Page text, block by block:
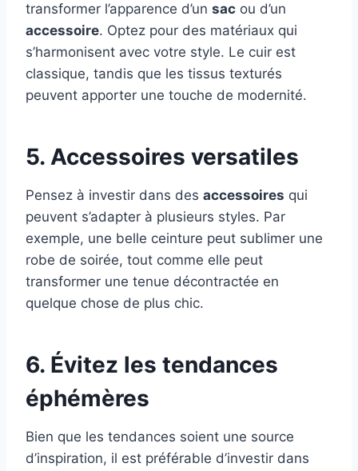
transformer l’apparence d’un sac ou d’un
accessoire. Optez pour des matériaux qui
s’harmonisent avec votre style. Le cuir est
classique, tandis que les tissus texturés
peuvent apporter une touche de modernité.
5. Accessoires versatiles
Pensez à investir dans des accessoires qui
peuvent s’adapter à plusieurs styles. Par
exemple, une belle ceinture peut sublimer une
robe de soirée, tout comme elle peut
transformer une tenue décontractée en
quelque chose de plus chic.
6. Évitez les tendances
éphémères
Bien que les tendances soient une source
d’inspiration, il est préférable d’investir dans